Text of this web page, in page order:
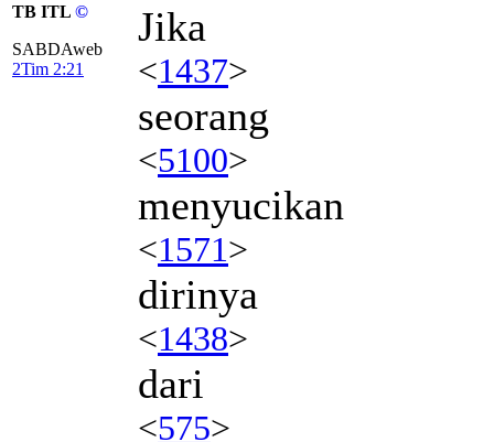
TB ITL ©
SABDAweb
2Tim 2:21
Jika
<1437>
seorang
<5100>
menyucikan
<1571>
dirinya
<1438>
dari
<575>